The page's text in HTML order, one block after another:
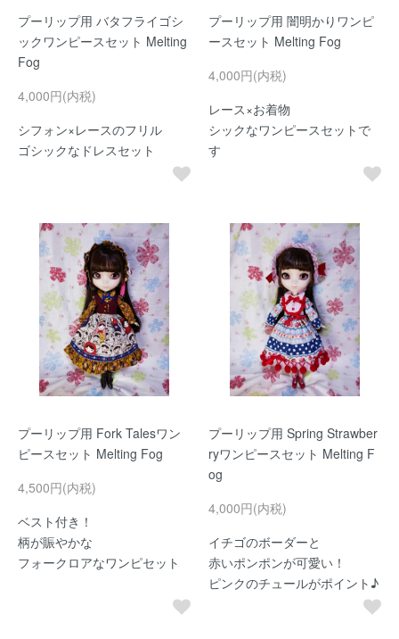
プーリップ用 バタフライゴシ
ックワンピースセット Melting
Fog
4,000円(内税)
シフォン×レースのフリル
ゴシックなドレスセット
プーリップ用 闇明かりワンピ
ースセット Melting Fog
4,000円(内税)
レース×お着物
シックなワンピースセットで
す
プーリップ用 Fork Talesワン
ピースセット Melting Fog
4,500円(内税)
ベスト付き！
柄が賑やかな
フォークロアなワンピセット
プーリップ用 Spring Strawber
ryワンピースセット Melting F
og
4,000円(内税)
イチゴのボーダーと
赤いポンポンが可愛い！
ピンクのチュールがポイント♪